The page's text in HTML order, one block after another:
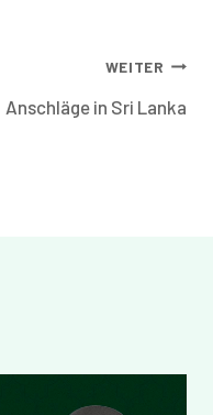
WEITER
Anschläge in Sri Lanka